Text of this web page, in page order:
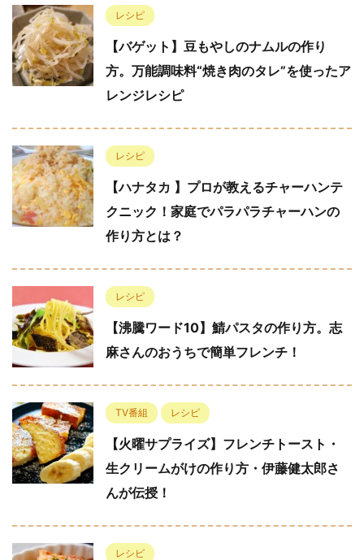
レシピ
【バゲット】豆もやしのナムルの作り
方。万能調味料“焼き肉のタレ”を使ったア
レンジレシピ
レシピ
【ハナタカ 】プロが教えるチャーハンテ
クニック！家庭でパラパラチャーハンの
作り方とは？
レシピ
【沸騰ワード10】鯖パスタの作り方。志
麻さんのおうちで簡単フレンチ！
TV番組 レシピ
【火曜サプライズ】フレンチトースト・
生クリームがけの作り方・伊藤健太郎さ
んが伝授！
レシピ